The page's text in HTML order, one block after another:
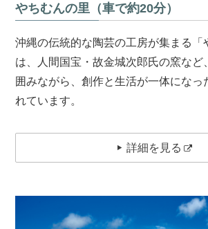
やちむんの里（車で約20分）
沖縄の伝統的な陶芸の工房が集まる「
は、人間国宝・故金城次郎氏の窯など
囲みながら、創作と生活が一体になっ
れています。
詳細を見る